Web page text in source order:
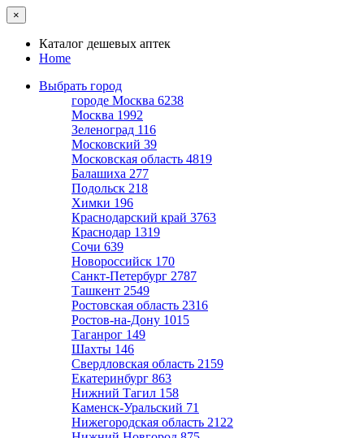
×
Каталог дешевых аптек
Home
Выбрать город
городе Москва 6238
Москва 1992
Зеленоград 116
Московский 39
Московская область 4819
Балашиха 277
Подольск 218
Химки 196
Краснодарский край 3763
Краснодар 1319
Сочи 639
Новороссийск 170
Санкт-Петербург 2787
Ташкент 2549
Ростовская область 2316
Ростов-на-Дону 1015
Таганрог 149
Шахты 146
Свердловская область 2159
Екатеринбург 863
Нижний Тагил 158
Каменск-Уральский 71
Нижегородская область 2122